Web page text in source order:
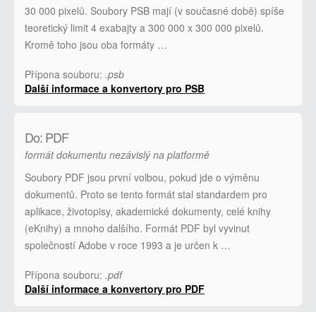
30 000 pixelů. Soubory PSB mají (v současné době) spíše
teoretický limit 4 exabajty a 300 000 x 300 000 pixelů.
Kromě toho jsou oba formáty …
Přípona souboru: .psb
Další informace a konvertory pro PSB
Do: PDF
formát dokumentu nezávislý na platformě
Soubory PDF jsou první volbou, pokud jde o výměnu
dokumentů. Proto se tento formát stal standardem pro
aplikace, životopisy, akademické dokumenty, celé knihy
(eKnihy) a mnoho dalšího. Formát PDF byl vyvinut
společností Adobe v roce 1993 a je určen k …
Přípona souboru: .pdf
Další informace a konvertory pro PDF